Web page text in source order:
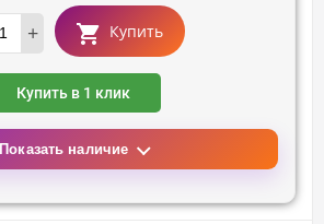
+ Купить
Купить в 1 клик
Показать наличие